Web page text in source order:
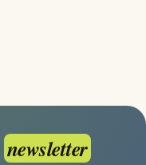
newsletter